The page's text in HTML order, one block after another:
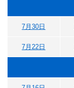
7月30日
7月22日